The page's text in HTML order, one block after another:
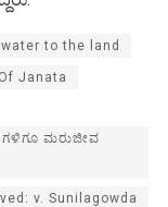
to the land
Janata
ಮರುಜೀವ
v. Sunilagowda